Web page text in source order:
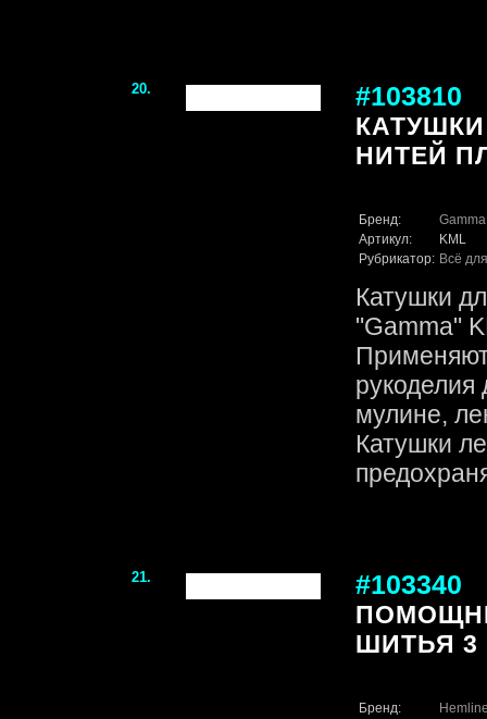
20. #103810
НИТЕЙ
Бренд:
Gamma
Артикул:
KML
Рубрикатор: Всё
Катушки
"Gamma"
рукоделия
мулине,
Катушки
21. #103340
ШИТЬЯ 3
Бренд: